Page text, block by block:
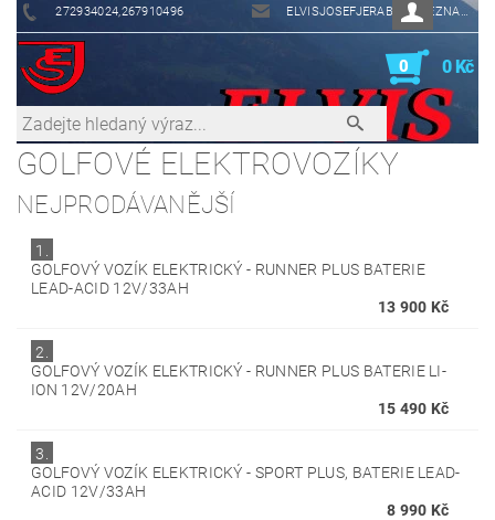
272934024,267910496 ELVISJOSEFJERABEK@SEZNAM.CZ
0 0 Kč
GOLFOVÉ ELEKTROVOZÍKY
NEJPRODÁVANĚJŠÍ
1.
GOLFOVÝ VOZÍK ELEKTRICKÝ - RUNNER PLUS BATERIE
LEAD-ACID 12V/33AH
13 900 Kč
2.
GOLFOVÝ VOZÍK ELEKTRICKÝ - RUNNER PLUS BATERIE LI-
ION 12V/20AH
15 490 Kč
3.
GOLFOVÝ VOZÍK ELEKTRICKÝ - SPORT PLUS, BATERIE LEAD-
ACID 12V/33AH
8 990 Kč